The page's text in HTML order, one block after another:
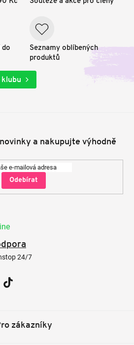
do
Seznamy oblíbených
produktů
a nakupujte výhodně
se
24/7
zákazníky